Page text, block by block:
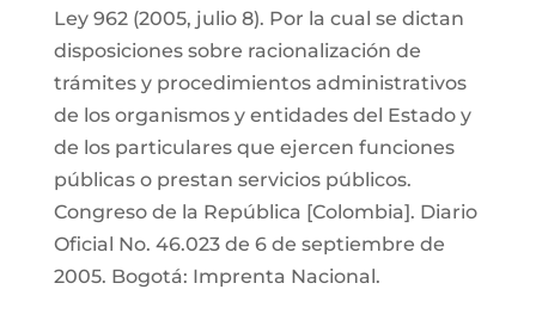
Ley 962 (2005, julio 8). Por la cual se dictan
disposiciones sobre racionalización de
trámites y procedimientos administrativos
de los organismos y entidades del Estado y
de los particulares que ejercen funciones
públicas o prestan servicios públicos.
Congreso de la República [Colombia]. Diario
Oficial No. 46.023 de 6 de septiembre de
2005. Bogotá: Imprenta Nacional.